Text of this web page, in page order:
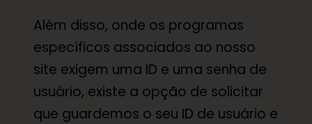
Além disso, onde os programas
específicos associados ao nosso
site exigem uma ID e uma senha de
usuário, existe a opção de solicitar
que guardemos o seu ID de usuário e